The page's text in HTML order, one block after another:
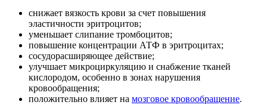
снижает вязкость крови за счет повышения
эластичности эритроцитов;
уменьшает слипание тромбоцитов;
повышение концентрации АТФ в эритроцитах;
сосудорасширяющее действие;
улучшает микроциркуляцию и снабжение тканей
кислородом, особенно в зонах нарушения
кровообращения;
положительно влияет на мозговое кровообращение.